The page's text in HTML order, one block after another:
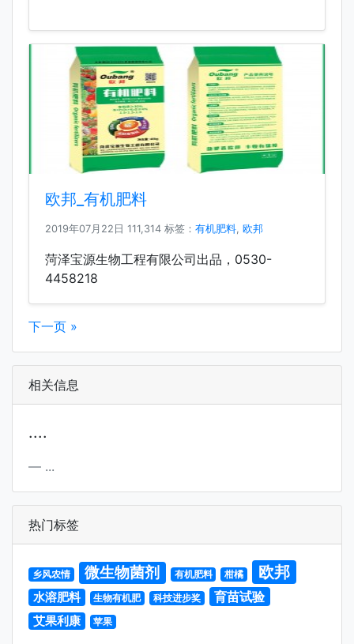
欧邦_有机肥料
2019年07月22日 111,314 标签： 有机肥料, 欧邦
菏泽宝源生物工程有限公司出品，0530-
4458218
下一页 »
相关信息
....
...
热门标签
乡风农情 微生物菌剂 有机肥料 柑橘 欧邦
水溶肥料 生物有机肥 科技进步奖 育苗试验
艾果利康 苹果